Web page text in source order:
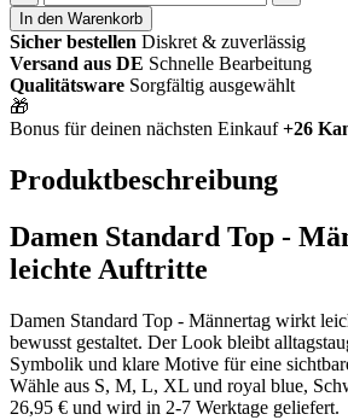
In den Warenkorb
Sicher bestellen Diskret & zuverlässig
Versand aus DE Schnelle Bearbeitung
Qualitätsware Sorgfältig ausgewählt
🎁
Bonus für deinen nächsten Einkauf +26
Produktbeschreibung
Damen Standard Top -
leichte Auftritte
Damen Standard Top - Männertag wirkt
bewusst gestaltet. Der Look bleibt
Symbolik und klare Motive für eine
Wähle aus S, M, L, XL und royal blue,
26,95 € und wird in 2-7 Werktage geliefert.